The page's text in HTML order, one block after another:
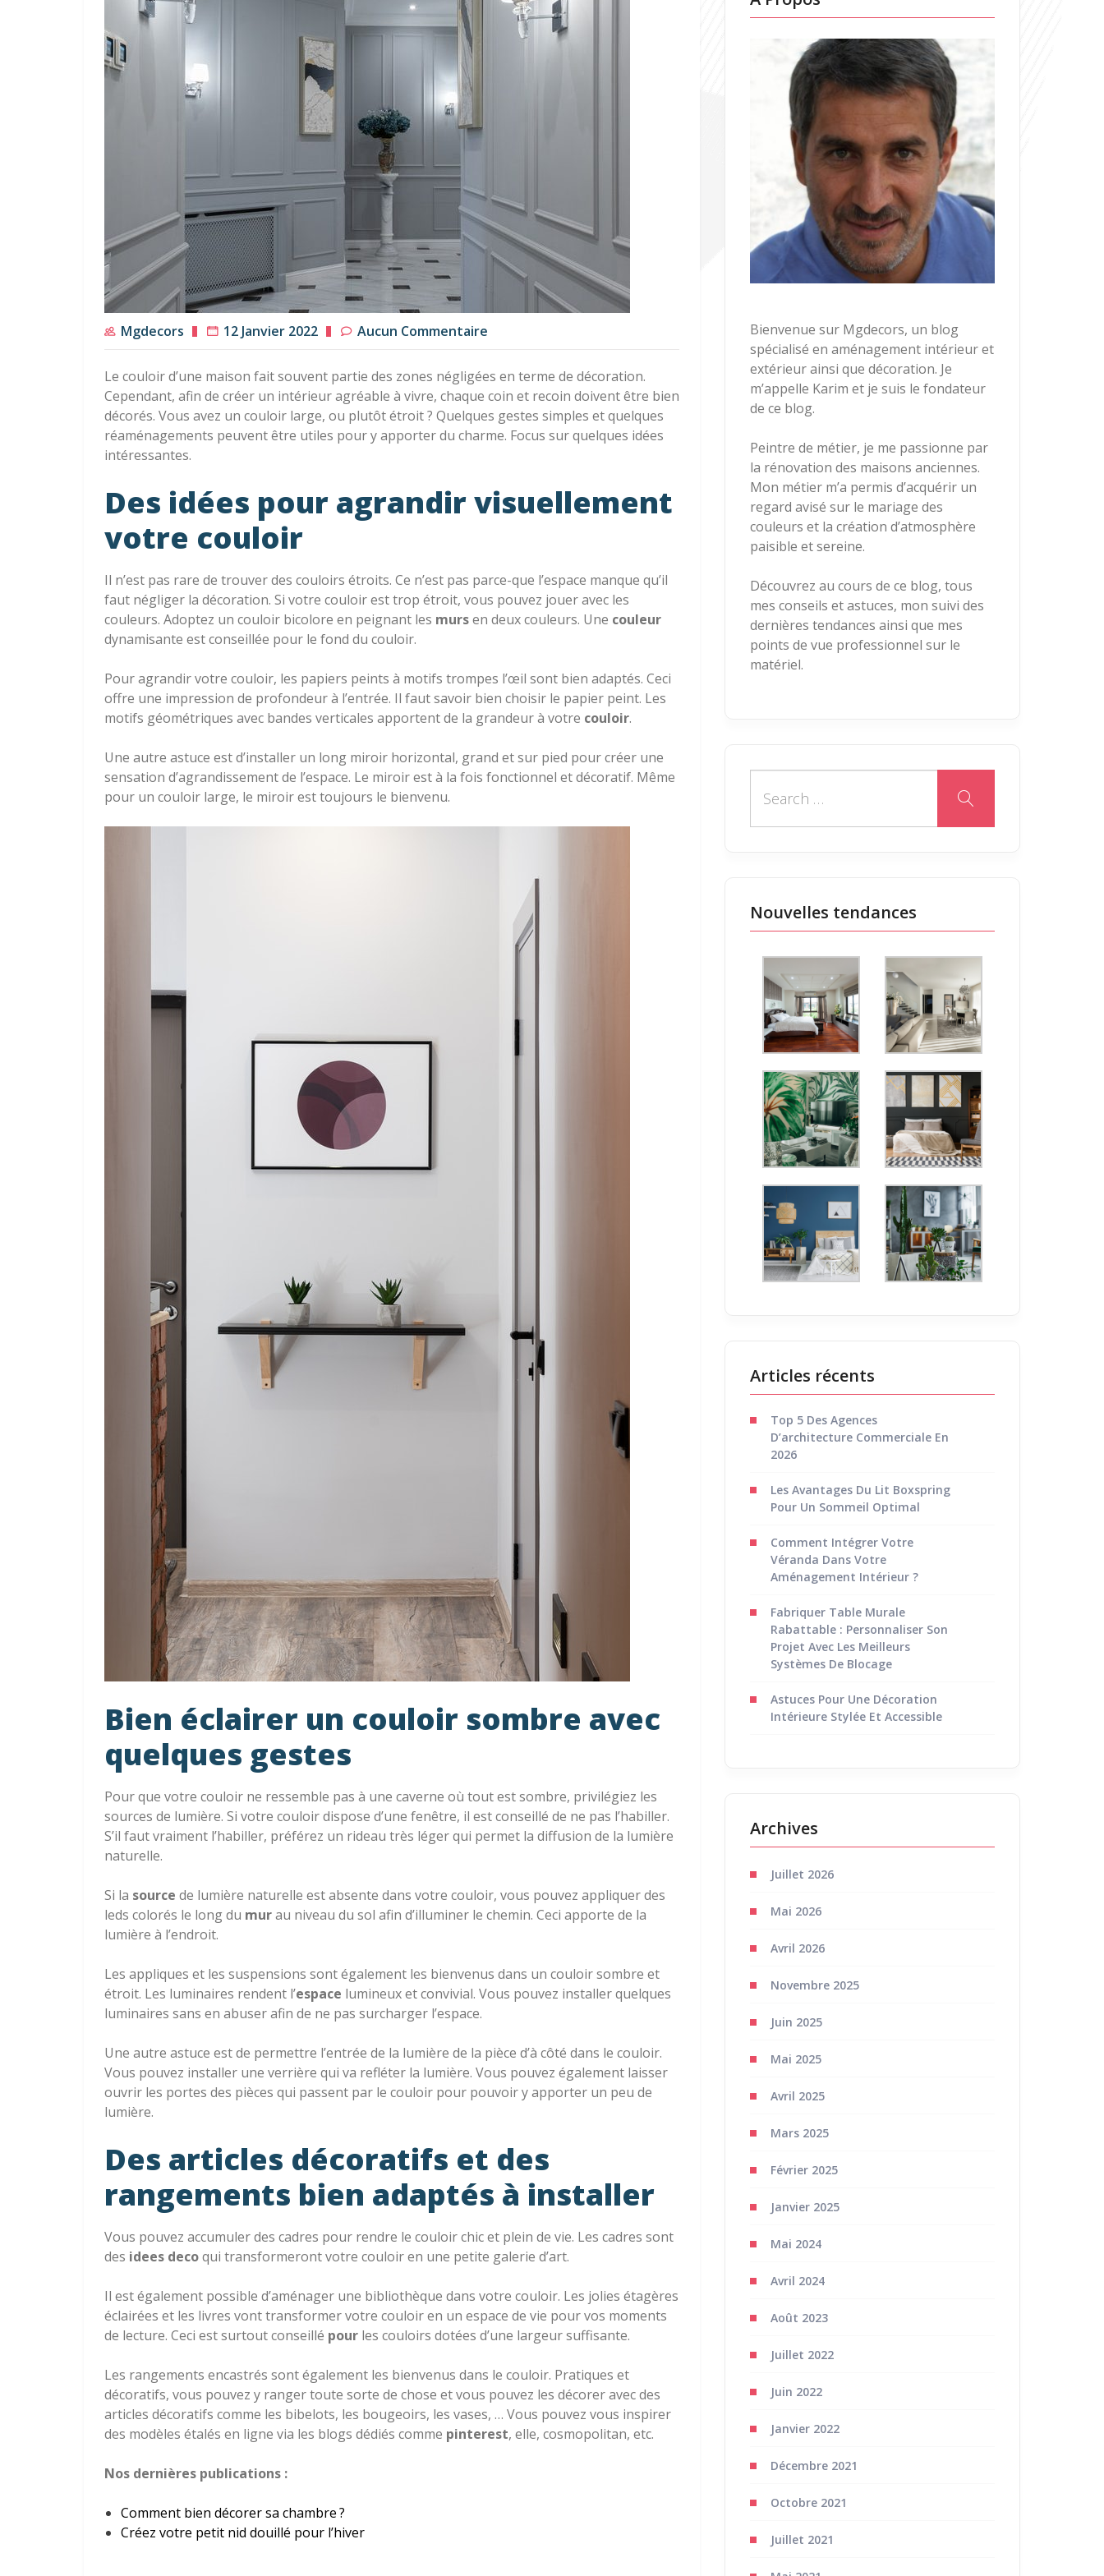
Mgdecors 12 Janvier 2022 Aucun Commentaire
Le couloir d’une maison fait souvent partie des zones négligées en terme de décoration.
Cependant, afin de créer un intérieur agréable à vivre, chaque coin et recoin doivent être bien
décorés. Vous avez un couloir large, ou plutôt étroit ? Quelques gestes simples et quelques
réaménagements peuvent être utiles pour y apporter du charme. Focus sur quelques idées
intéressantes.
Des idées pour agrandir visuellement
votre couloir
Il n’est pas rare de trouver des couloirs étroits. Ce n’est pas parce-que l’espace manque qu’il
faut négliger la décoration. Si votre couloir est trop étroit, vous pouvez jouer avec les
couleurs. Adoptez un couloir bicolore en peignant les mursen deux couleurs. Une couleur
dynamisante est conseillée pour le fond du couloir.
Pour agrandir votre couloir, les papiers peints à motifs trompes l’œil sont bien adaptés. Ceci
offre une impression de profondeur à l’entrée. Il faut savoir bien choisir le papier peint. Les
motifs géométriques avec bandes verticales apportent de la grandeur à votre couloir.
Une autre astuce est d’installer un long miroir horizontal, grand et sur pied pour créer une
sensation d’agrandissement de l’espace. Le miroir est à la fois fonctionnel et décoratif. Même
pour un couloir large, le miroir est toujours le bienvenu.
Bien éclairer un couloir sombre avec
quelques gestes
Pour que votre couloir ne ressemble pas à une caverne où tout est sombre, privilégiez les
sources de lumière. Si votre couloir dispose d’une fenêtre, il est conseillé de ne pas l’habiller.
S’il faut vraiment l’habiller, préférez un rideau très léger qui permet la diffusion de la lumière
naturelle.
Si la source de lumière naturelle est absente dans votre couloir, vous pouvez appliquer des
leds colorés le long du murau niveau du sol afin d’illuminer le chemin. Ceci apporte de la
lumière à l’endroit.
Les appliques et les suspensions sont également les bienvenus dans un couloir sombre et
étroit. Les luminaires rendent l’espace lumineux et convivial. Vous pouvez installer quelques
luminaires sans en abuser afin de ne pas surcharger l’espace.
Une autre astuce est de permettre l’entrée de la lumière de la pièce d’à côté dans le couloir.
Vous pouvez installer une verrière qui va refléter la lumière. Vous pouvez également laisser
ouvrir les portes des pièces qui passent par le couloir pour pouvoir y apporter un peu de
lumière.
Des articles décoratifs et des
rangements bien adaptés à installer
Vous pouvez accumuler des cadres pour rendre le couloir chic et plein de vie. Les cadres sont
des idees decoqui transformeront votre couloir en une petite galerie d’art.
Il est également possible d’aménager une bibliothèque dans votre couloir. Les jolies étagères
éclairées et les livres vont transformer votre couloir en un espace de vie pour vos moments
de lecture. Ceci est surtout conseillé pour les couloirs dotées d’une largeur suffisante.
Les rangements encastrés sont également les bienvenus dans le couloir. Pratiques et
décoratifs, vous pouvez y ranger toute sorte de chose et vous pouvez les décorer avec des
articles décoratifs comme les bibelots, les bougeoirs, les vases, … Vous pouvez vous inspirer
des modèles étalés en ligne via les blogs dédiés comme pinterest, elle, cosmopolitan, etc.
Nos dernières publications :
Comment bien décorer sa chambre ?
Créez votre petit nid douillé pour l’hiver
Bienvenue sur Mgdecors, un blog
spécialisé en aménagement intérieur et
extérieur ainsi que décoration. Je
m’appelle Karim et je suis le fondateur
de ce blog.
Peintre de métier, je me passionne par
la rénovation des maisons anciennes.
Mon métier m’a permis d’acquérir un
regard avisé sur le mariage des
couleurs et la création d’atmosphère
paisible et sereine.
Découvrez au cours de ce blog, tous
mes conseils et astuces, mon suivi des
dernières tendances ainsi que mes
points de vue professionnel sur le
matériel.
Nouvelles tendances
Articles récents
Top 5 Des Agences
D’architecture Commerciale En
2026
Les Avantages Du Lit Boxspring
Pour Un Sommeil Optimal
Comment Intégrer Votre
Véranda Dans Votre
Aménagement Intérieur ?
Fabriquer Table Murale
Rabattable : Personnaliser Son
Projet Avec Les Meilleurs
Systèmes De Blocage
Astuces Pour Une Décoration
Intérieure Stylée Et Accessible
Archives
Juillet 2026
Mai 2026
Avril 2026
Novembre 2025
Juin 2025
Mai 2025
Avril 2025
Mars 2025
Février 2025
Janvier 2025
Mai 2024
Avril 2024
Août 2023
Juillet 2022
Juin 2022
Janvier 2022
Décembre 2021
Octobre 2021
Juillet 2021